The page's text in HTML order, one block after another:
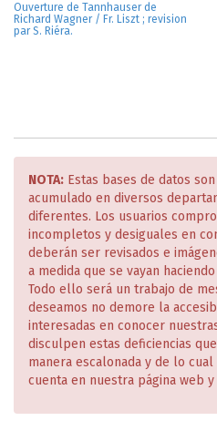
Ouverture de Tannhauser de
Richard Wagner / Fr. Liszt ; revision
par S. Riéra.
NOTA: Estas bases de datos
acumulado en diversos
diferentes. Los usuarios
incompletos y desiguales en
deberán ser revisados e
a medida que se vayan
Todo ello será un trabajo de
deseamos no demore la
interesadas en conocer
disculpen estas deficiencias
manera escalonada y de lo
cuenta en nuestra página web